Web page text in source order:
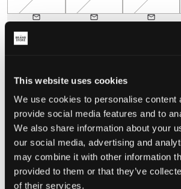
This website uses cookies
We use cookies to personalise content
provide social media features and to
We also share information about your
our social media, advertising and
may combine it with other information
provided to them or that they’ve
of their services.
MAATTABEL
KIES EEN MAAT
Gratis verzending vanaf €69